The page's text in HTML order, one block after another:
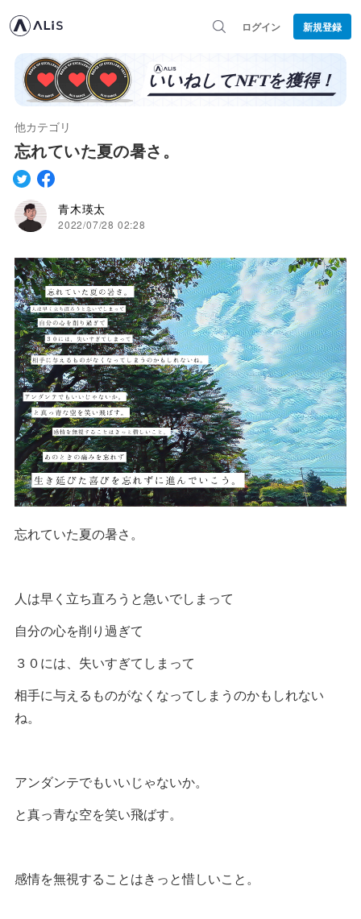
ログイン 新規登録
他カテゴリ
忘れていた夏の暑さ。
青木瑛太
2022/07/28 02:28
忘れていた夏の暑さ。
人は早く立ち直ろうと急いでしまって
自分の心を削り過ぎて
３０には、失いすぎてしまって
相手に与えるものがなくなってしまうのかもしれない
ね。
アンダンテでもいいじゃないか。
と真っ青な空を笑い飛ばす。
感情を無視することはきっと惜しいこと。